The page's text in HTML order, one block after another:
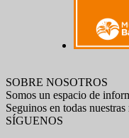
SOBRE NOSOTROS
Somos un espacio de
Seguinos en todas
SÍGUENOS